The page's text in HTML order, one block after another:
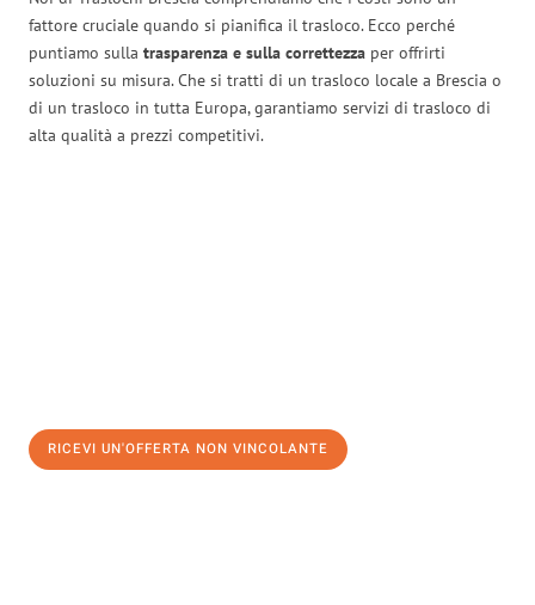
fattore cruciale quando si pianifica il trasloco. Ecco perché
puntiamo sulla trasparenza e sulla correttezza per offrirti
soluzioni su misura. Che si tratti di un trasloco locale a Brescia o
di un trasloco in tutta Europa, garantiamo servizi di trasloco di
alta qualità a prezzi competitivi.
RICEVI UN'OFFERTA NON VINCOLANTE